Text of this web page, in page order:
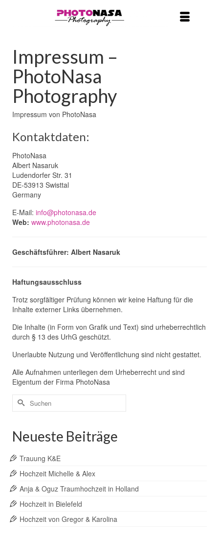
Impressum –
PhotoNasa
Photography
Impressum von PhotoNasa
Kontaktdaten:
PhotoNasa
Albert Nasaruk
Ludendorfer Str. 31
DE-53913 Swisttal
Germany
E-Mail: info@photonasa.de
Web: www.photonasa.de
Geschäftsführer: Albert Nasaruk
Haftungsausschluss
Trotz sorgfältiger Prüfung können wir keine Haftung für die
Inhalte externer Links übernehmen.
Die Inhalte (in Form von Grafik und Text) sind urheberrechtlich
durch § 13 des UrhG geschützt.
Unerlaubte Nutzung und Veröffentlichung sind nicht gestattet.
Alle Aufnahmen unterliegen dem Urheberrecht und sind
Eigentum der Firma PhotoNasa
Suchen
nach:
Neueste Beiträge
Trauung K&E
Hochzeit Michelle & Alex
Anja & Oguz Traumhochzeit in Holland
Hochzeit in Bielefeld
Hochzeit von Gregor & Karolina